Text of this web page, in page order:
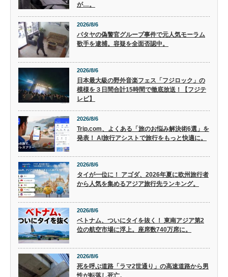
が…。
2026/8/6
パタヤの偽警官グループ事件で元人気モーラム
歌手を逮捕。容疑を全面否認中。
2026/8/6
日本最大級の野外音楽フェス「フジロック」の
模様を３日間合計15時間で徹底放送！【フジテ
レビ】
2026/8/6
Trip.com、よくある「旅のお悩み解決術6選」を
発表！ AI旅行アシストで旅行をもっと快適に。
2026/8/6
タイが一位に！ アゴダ、2026年夏に欧州旅行者
から人気を集めるアジア旅行先ランキング。
2026/8/6
ベトナム、ついにタイを抜く！ 東南アジア第2
位の航空市場に浮上。座席数740万席に。
2026/8/6
死を呼ぶ道路「ラマ2世通り」の高速道路から男
性が転落し死亡。